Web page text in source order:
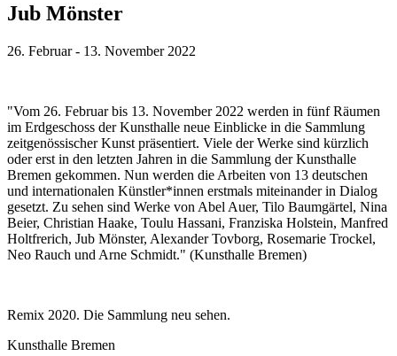
Jub Mönster
26. Februar - 13. November 2022
"Vom 26. Februar bis 13. November 2022 werden in fünf Räumen
im Erdgeschoss der Kunsthalle neue Einblicke in die Sammlung
zeitgenössischer Kunst präsentiert. Viele der Werke sind kürzlich
oder erst in den letzten Jahren in die Sammlung der Kunsthalle
Bremen gekommen. Nun werden die Arbeiten von 13 deutschen
und internationalen Künstler*innen erstmals miteinander in Dialog
gesetzt. Zu sehen sind Werke von Abel Auer, Tilo Baumgärtel, Nina
Beier, Christian Haake, Toulu Hassani, Franziska Holstein, Manfred
Holtfrerich, Jub Mönster, Alexander Tovborg, Rosemarie Trockel,
Neo Rauch und Arne Schmidt." (Kunsthalle Bremen)
Remix 2020. Die Sammlung neu sehen.
Kunsthalle Bremen